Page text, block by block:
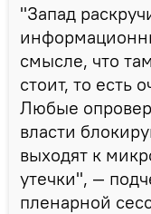
"Запад
смысле, что
стоит, то есть
Любые
власти
выходят к
утечки", —
пленарной